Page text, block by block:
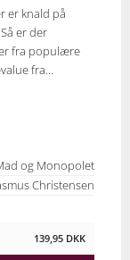
er knald på
er der
fra populære
fra...
og Monopolet
Christensen
139,95 DKK